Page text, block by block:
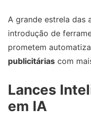
A grande estrela das
introdução de
prometem
publicitárias com
Lances
em IA